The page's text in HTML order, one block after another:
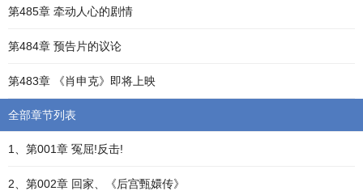
第485章 牵动人心的剧情
第484章 预告片的议论
第483章 《肖申克》即将上映
全部章节列表
1、第001章 冤屈!反击!
2、第002章 回家、《后宫甄嬛传》